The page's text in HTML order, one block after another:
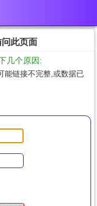
此页面
几个原因:
能链接不完整,或数据已